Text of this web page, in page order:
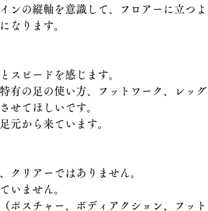
ンの縦軸を意識して、フロアーに立つ
なります。
スピードを感じます。
有の足の使い方、フットワーク、レッ
せてほしいです。
元から来ています。
クリアーではありません。
いません。
ポスチャー、ボディアクション、フッ